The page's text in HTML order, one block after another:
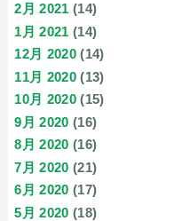
2月 2021 (14)
1月 2021 (14)
12月 2020 (14)
11月 2020 (13)
10月 2020 (15)
9月 2020 (16)
8月 2020 (16)
7月 2020 (21)
6月 2020 (17)
5月 2020 (18)